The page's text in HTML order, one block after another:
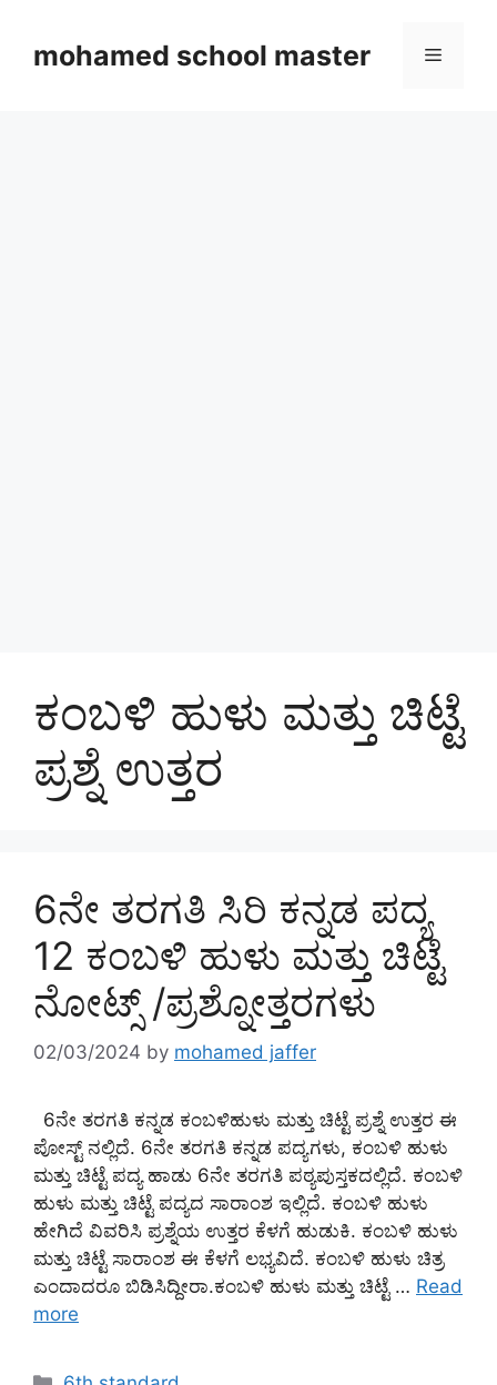
contentmohamed school master Menu
ಕಂಬಳಿ ಹುಳು ಮತ್ತು ಚಿಟ್ಟೆ
ಪ್ರಶ್ನೆ ಉತ್ತರ
6ನೇ ತರಗತಿ ಸಿರಿ ಕನ್ನಡ ಪದ್ಯ
12 ಕಂಬಳಿ ಹುಳು ಮತ್ತು ಚಿಟ್ಟೆ
ನೋಟ್ಸ್ /ಪ್ರಶ್ನೋತ್ತರಗಳು
02/03/2024 by mohamed jaffer
6ನೇ ತರಗತಿ ಕನ್ನಡ ಕಂಬಳಿಹುಳು ಮತ್ತು ಚಿಟ್ಟೆ ಪ್ರಶ್ನೆ ಉತ್ತರ ಈ
ಪೋಸ್ಟ್ ನಲ್ಲಿದೆ. 6ನೇ ತರಗತಿ ಕನ್ನಡ ಪದ್ಯಗಳು, ಕಂಬಳಿ ಹುಳು
ಮತ್ತು ಚಿಟ್ಟೆ ಪದ್ಯ ಹಾಡು 6ನೇ ತರಗತಿ ಪಠ್ಯಪುಸ್ತಕದಲ್ಲಿದೆ. ಕಂಬಳಿ
ಹುಳು ಮತ್ತು ಚಿಟ್ಟೆ ಪದ್ಯದ ಸಾರಾಂಶ ಇಲ್ಲಿದೆ. ಕಂಬಳಿ ಹುಳು
ಹೇಗಿದೆ ವಿವರಿಸಿ ಪ್ರಶ್ನೆಯ ಉತ್ತರ ಕೆಳಗೆ ಹುಡುಕಿ. ಕಂಬಳಿ ಹುಳು
ಮತ್ತು ಚಿಟ್ಟೆ ಸಾರಾಂಶ ಈ ಕೆಳಗೆ ಲಭ್ಯವಿದೆ. ಕಂಬಳಿ ಹುಳು ಚಿತ್ರ
ಎಂದಾದರೂ ಬಿಡಿಸಿದ್ದೀರಾ.ಕಂಬಳಿ ಹುಳು ಮತ್ತು ಚಿಟ್ಟೆ … Read
more
Categories